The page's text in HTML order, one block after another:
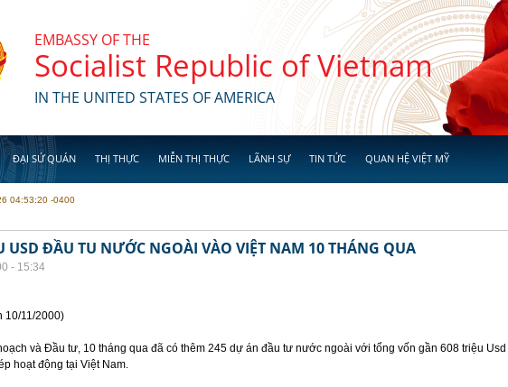
EMBASSY OF THE
Socialist Republic of Vietnam
IN THE UNITED STATES OF AMERICA
ĐẠI SỨ QUÁN THỊ THỰC MIỄN THỊ THỰC LÃNH SỰ TIN TỨC QUAN HỆ VIỆT MỸ
04:53:20 -0400
USD ĐẦU TU NƯỚC NGOÀI VÀO VIỆT NAM 10 THÁNG QUA
- 15:34
10/11/2000)
và Đầu tư, 10 tháng qua đã có thêm 245 dự án đầu tư nước ngoài với tổng vốn gần 608 triệu Usd
hoạt động tại Việt Nam.